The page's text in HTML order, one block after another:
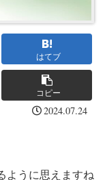
はてブ
コピー
2024.07.24
ように思えますね